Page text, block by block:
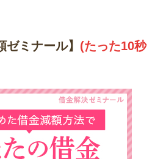
ミナール】 (たった10秒